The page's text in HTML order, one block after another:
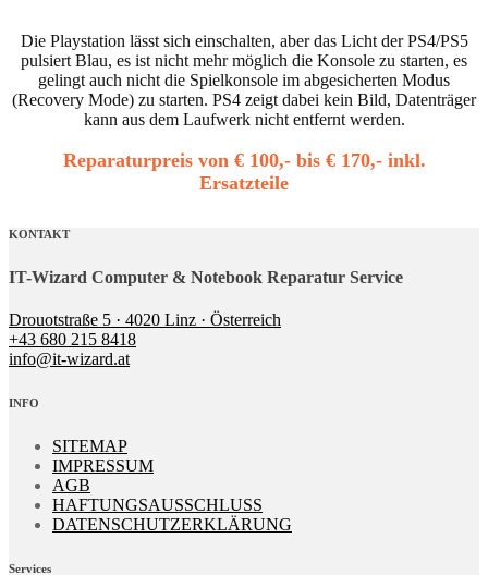
Die Playstation lässt sich einschalten, aber das Licht der PS4/PS5
pulsiert Blau, es ist nicht mehr möglich die Konsole zu starten, es
gelingt auch nicht die Spielkonsole im abgesicherten Modus
(Recovery Mode) zu starten. PS4 zeigt dabei kein Bild, Datenträger
kann aus dem Laufwerk nicht entfernt werden.
Reparaturpreis von € 100,- bis € 170,- inkl.
Ersatzteile
KONTAKT
IT-Wizard Computer & Notebook Reparatur Service
Drouotstraße 5 · 4020 Linz · Österreich
+43 680 215 8418
info@it-wizard.at
INFO
SITEMAP
IMPRESSUM
AGB
HAFTUNGSAUSSCHLUSS
DATENSCHUTZERKLÄRUNG
Services